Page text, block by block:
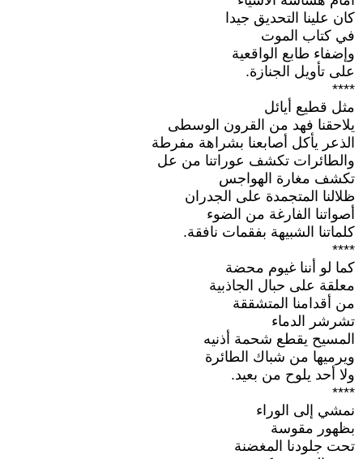
كان علينا التحديق جيدا
في كتاب الموت
وإضفاء طابع الواقعية
على تأويل الجنازة.
****
مثل قطيع أيائل
يلاحقنا فهد من القرون الوسطى
الذعر يأكل أصابعنا بشراهة مفرطة
والطائرات تكشف عوراتنا من عل
تكشف مغارة الهواجس
ظلالنا المتجمدة على الجدران
أصواتنا الفارغة من الضوء
كلماتنا الشبيهة بفقمات نافقة.
****
كما لو أننا غيوم محضة
معلقة على حبال الجاذبية
من أقدامنا المتشققة
تشرشر الدماء
المسيح يقطع شحمة أذنيه
ويرميها من شباك الطائرة
ولا أحد يلوح من بعيد.
****
نمشي إلى الوراء
بظهور مقوسة
تحت جلودنا المغضنة